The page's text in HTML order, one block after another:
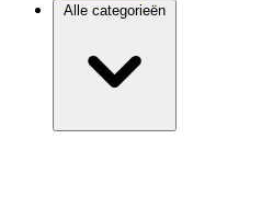
Alle categorieën